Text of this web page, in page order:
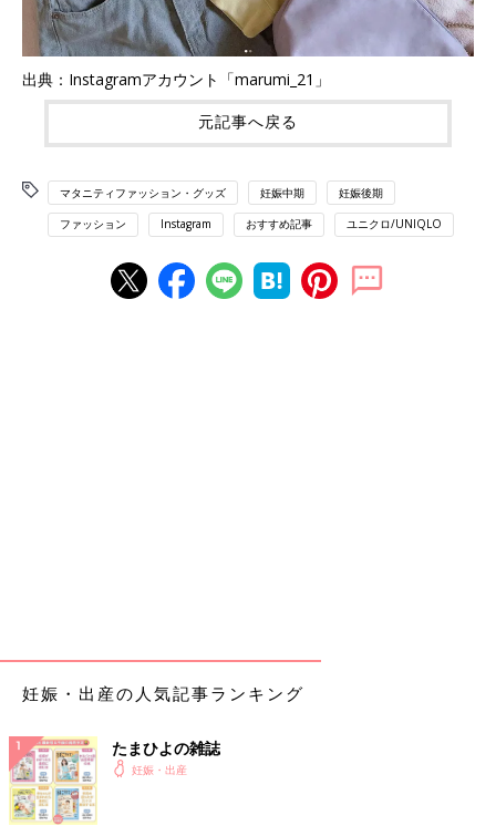
出典：Instagramアカウント「marumi_21」
元記事へ戻る
マタニティファッション・グッズ 妊娠中期 妊娠後期
ファッション Instagram おすすめ記事 ユニクロ/UNIQLO
妊娠・出産の人気記事ランキング
たまひよの雑誌
妊娠・出産